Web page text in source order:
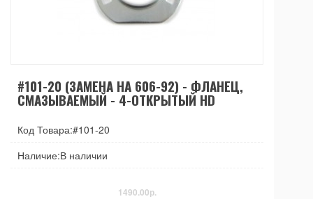
#101-20 (ЗАМЕНА НА 606-92) - ФЛАНЕЦ,
СМАЗЫВАЕМЫЙ - 4-ОТКРЫТЫЙ HD
Код Товара:#101-20
Наличие:В наличии
1490.00р.